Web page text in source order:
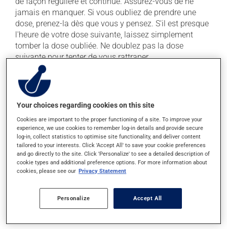
jamais en manquer. Si vous oubliez de prendre une
dose, prenez-la dès que vous y pensez. S'il est presque
l'heure de votre dose suivante, laissez simplement
tomber la dose oubliée. Ne doublez pas la dose
suivante pour tenter de vous rattraper.
Ce médicament peut être pris avec ou sans nourriture,
sans égard aux repas ou aux collations. La prise
d'alcool peut augmenter l'effet de ce produit. Il est donc
recommandé d'éviter de prendre de l'alcool ou des
produits qui en contiennent pendant que vous utilisez
ce médicament.
Effets indésirables
l'occasion entraîner certains effets indésirables (effets
secondaires), notamment :
Your choices regarding cookies on this site
Cookies are important to the proper functioning of a site. To improve your
experience, we use cookies to remember log-in details and provide secure
log-in, collect statistics to optimise site functionality, and deliver content
tailored to your interests. Click 'Accept All' to save your cookie preferences
and go directly to the site. Click 'Personalize' to see a detailed description of
cookie types and additional preference options. For more information about
cookies, please see our Privacy Statement
Personalize Accept All